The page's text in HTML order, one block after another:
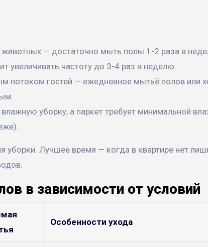
— достаточно мыть полы 1-2 раза в
увеличивать частоту до 3-4 раз в неделю.
потоком гостей — ежедневное мытьё полов или
уборку, а паркет требует минимальной
уборки. Лучшее время — когда в квартире нет
в зависимости от условий
Особенности ухода